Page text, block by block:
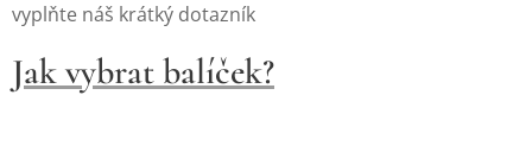
vyplňte náš krátký dotazník
Jak vybrat balíček?